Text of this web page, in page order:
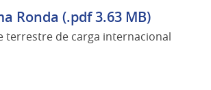
Ronda (.pdf 3.63 MB)
terrestre de carga internacional